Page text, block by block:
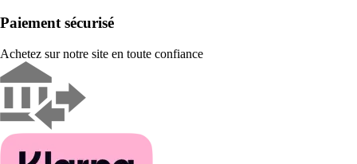
Paiement sécurisé
Achetez sur notre site en toute confiance